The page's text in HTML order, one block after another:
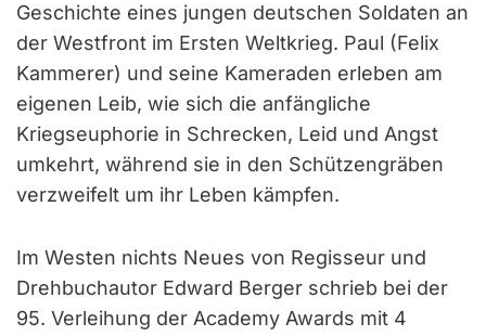
Geschichte eines jungen deutschen Soldaten an
der Westfront im Ersten Weltkrieg. Paul (Felix
Kammerer) und seine Kameraden erleben am
eigenen Leib, wie sich die anfängliche
Kriegseuphorie in Schrecken, Leid und Angst
umkehrt, während sie in den Schützengräben
verzweifelt um ihr Leben kämpfen.
Im Westen nichts Neues von Regisseur und
Drehbuchautor Edward Berger schrieb bei der
95. Verleihung der Academy Awards mit 4